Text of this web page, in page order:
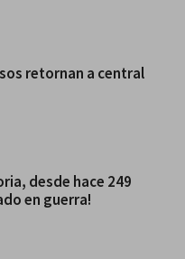
retornan a central
desde hace 249
en guerra!